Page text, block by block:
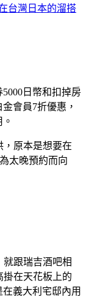
台灣日本的溜搭
5000日幣和扣掉房
會員7折優惠，
，原本是想要在
太晚預約而向
就跟瑞吉酒吧相
掛在天花板上的
義大利宅邸內用